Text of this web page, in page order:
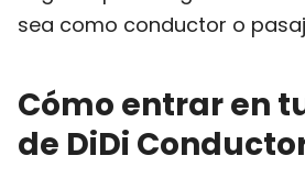
sea como conductor o
Cómo entrar en
de DiDi